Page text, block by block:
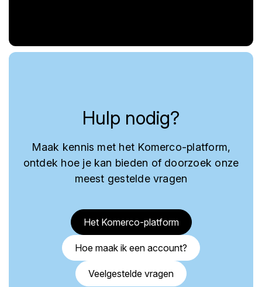
Hulp nodig?
Maak kennis met het Komerco-platform,
ontdek hoe je kan bieden of doorzoek onze
meest gestelde vragen
Het Komerco-platform
Hoe maak ik een account?
Veelgestelde vragen